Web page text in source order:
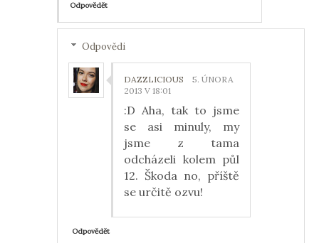
Odpovědět
Odpovědi
DAZZLICIOUS
5. ÚNORA
2013 V 18:01
:D Aha, tak to jsme
se asi minuly, my
jsme z tama
odcházeli kolem půl
12. Škoda no, příště
se určitě ozvu!
Odpovědět